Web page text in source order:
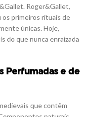
Roger&Gallet,
os primeiros rituais de
únicas. Hoje,
do que nunca enraizada
Perfumadas e de
que contêm